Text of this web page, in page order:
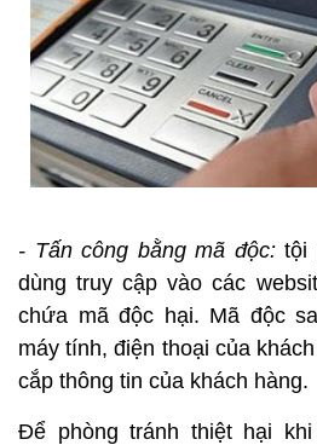
- Tấn công bằng mã độc:tội
dùng truy cập vào các
chứa mã độc hại. Mã độc
máy tính, điện thoại của
cắp thông tin của khách hàng.
Để phòng tránh thiệt hại